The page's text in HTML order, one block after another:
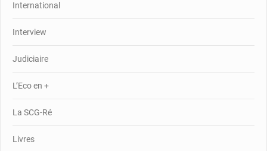
International
Interview
Judiciaire
L’Eco en +
La SCG-Ré
Livres